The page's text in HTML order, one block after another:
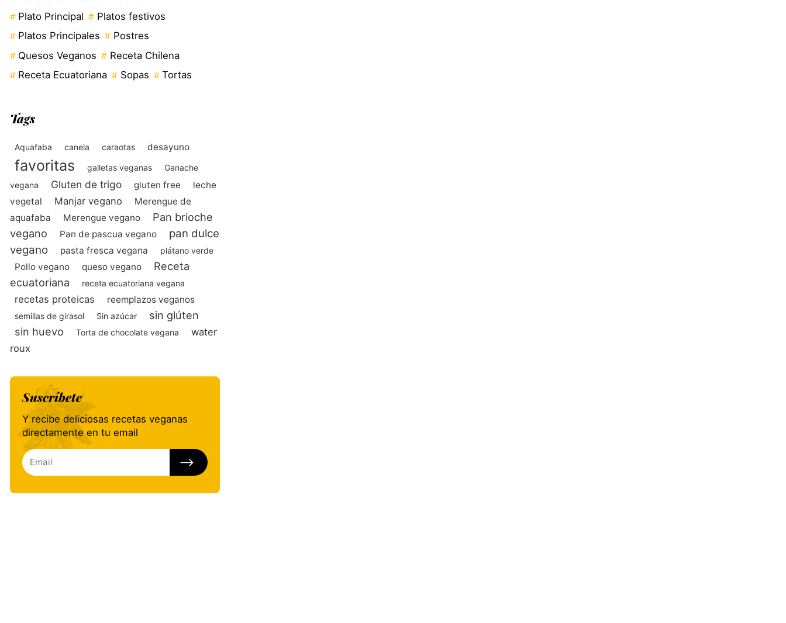
Plato Principal
Platos festivos
Platos Principales
Postres
Quesos Veganos
Receta Chilena
Receta Ecuatoriana
Sopas Tortas
Tags
Aquafaba canela caraotas desayuno
favoritas galletas veganas
Ganache
vegana
Gluten de trigo gluten free
leche
vegetal
Manjar vegano
Merengue de
aquafaba
Merengue vegano
Pan brioche
vegano
Pan de pascua vegano
pan dulce
vegano
pasta fresca vegana plátano verde
Pollo vegano queso vegano
Receta
ecuatoriana
receta ecuatoriana vegana
recetas proteicas reemplazos veganos
semillas de girasol Sin azúcar
sin glúten
sin huevo
Torta de chocolate vegana
water
roux
Suscríbete
Y recibe deliciosas recetas veganas
directamente en tu email